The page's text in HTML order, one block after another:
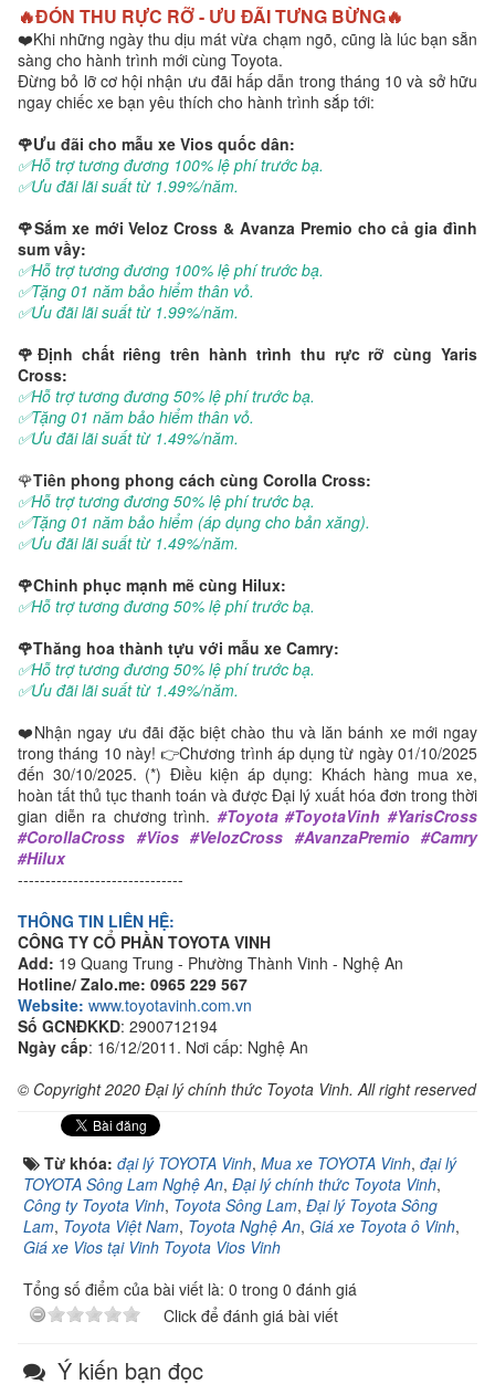
🔥ĐÓN THU RỰC RỠ - ƯU ĐÃI TƯNG BỪNG🔥
❤️Khi những ngày thu dịu mát vừa chạm ngõ, cũng là lúc bạn sẵn
sàng cho hành trình mới cùng Toyota.
Đừng bỏ lỡ cơ hội nhận ưu đãi hấp dẫn trong tháng 10 và sở hữu
ngay chiếc xe bạn yêu thích cho hành trình sắp tới:
🌹Ưu đãi cho mẫu xe Vios quốc dân:
✅Hỗ trợ tương đương 100% lệ phí trước bạ.
✅Ưu đãi lãi suất từ 1.99%/năm.
🌹Sắm xe mới Veloz Cross & Avanza Premio cho cả gia đình
sum vầy:
✅Hỗ trợ tương đương 100% lệ phí trước bạ.
✅Tặng 01 năm bảo hiểm thân vỏ.
✅Ưu đãi lãi suất từ 1.99%/năm.
🌹Định chất riêng trên hành trình thu rực rỡ cùng Yaris
Cross:
✅Hỗ trợ tương đương 50% lệ phí trước bạ.
✅Tặng 01 năm bảo hiểm thân vỏ.
✅Ưu đãi lãi suất từ 1.49%/năm.
🌹Tiên phong phong cách cùng Corolla Cross:
✅Hỗ trợ tương đương 50% lệ phí trước bạ.
✅Tặng 01 năm bảo hiểm (áp dụng cho bản xăng).
✅Ưu đãi lãi suất từ 1.49%/năm.
🌹Chinh phục mạnh mẽ cùng Hilux:
✅Hỗ trợ tương đương 50% lệ phí trước bạ.
🌹Thăng hoa thành tựu với mẫu xe Camry:
✅Hỗ trợ tương đương 50% lệ phí trước bạ.
✅Ưu đãi lãi suất từ 1.49%/năm.
❤️Nhận ngay ưu đãi đặc biệt chào thu và lăn bánh xe mới ngay
trong tháng 10 này! 👉Chương trình áp dụng từ ngày 01/10/2025
đến 30/10/2025. (*) Điều kiện áp dụng: Khách hàng mua xe,
hoàn tất thủ tục thanh toán và được Đại lý xuất hóa đơn trong thời
gian diễn ra chương trình. #Toyota #ToyotaVinh #YarisCross
#CorollaCross #Vios #VelozCross #AvanzaPremio #Camry
#Hilux
------------------------------
THÔNG TIN LIÊN HỆ:
CÔNG TY CỔ PHẦN TOYOTA VINH
Add: 19 Quang Trung - Phường Thành Vinh - Nghệ An
Hotline/ Zalo.me: 0965 229 567
Website: www.toyotavinh.com.vn
Số GCNĐKKD: 2900712194
Ngày cấp: 16/12/2011. Nơi cấp: Nghệ An
© Copyright 2020 Đại lý chính thức Toyota Vinh. All right reserved
Từ khóa: đại lý TOYOTA Vinh, Mua xe TOYOTA Vinh, đại lý
TOYOTA Sông Lam Nghệ An, Đại lý chính thức Toyota Vinh,
Công ty Toyota Vinh, Toyota Sông Lam, Đại lý Toyota Sông
Lam, Toyota Việt Nam, Toyota Nghệ An, Giá xe Toyota ô Vinh,
Giá xe Vios tại Vinh Toyota Vios Vinh
Tổng số điểm của bài viết là: 0 trong 0 đánh giá
Click để đánh giá bài viết
Ý kiến bạn đọc